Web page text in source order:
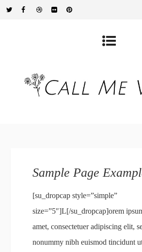
Sample Page
[su_dropcap style=”simple”
size=”5″]L[/su_dropcap]orem
amet, consectetuer adipiscing elit,
nonummy nibh euismod tincidunt